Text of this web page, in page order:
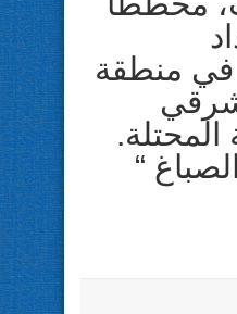
في منطقة
شرقي
المحتلة.
“